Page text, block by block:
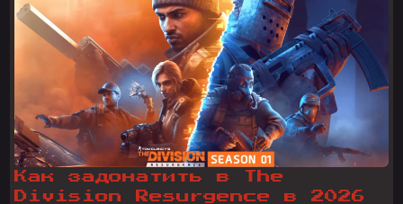
Как задонатить в The
Division Resurgence в 2026